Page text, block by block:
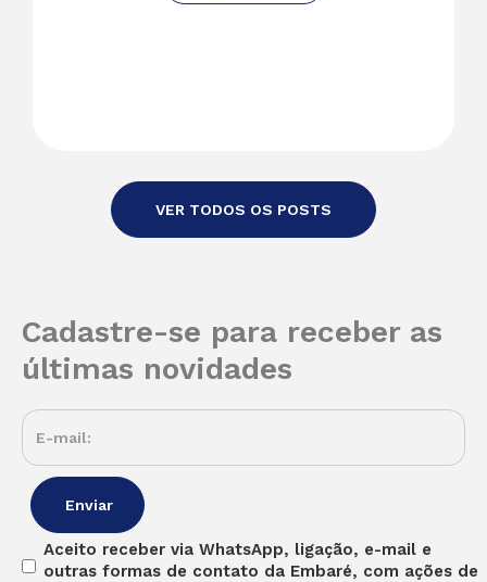
VER TODOS OS POSTS
Cadastre-se para receber as
últimas novidades
Aceito receber via WhatsApp, ligação, e-mail e
outras formas de contato da Embaré, com ações de